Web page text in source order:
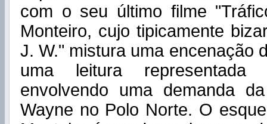
com o seu último filme
Monteiro, cujo tipicamente
J. W." mistura uma encenação
uma leitura
envolvendo uma demanda
Wayne no Polo Norte. O